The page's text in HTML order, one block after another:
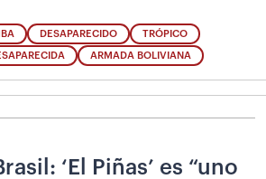
DESAPARECIDO TRÓPICO
ARMADA BOLIVIANA
‘El Piñas’ es “uno